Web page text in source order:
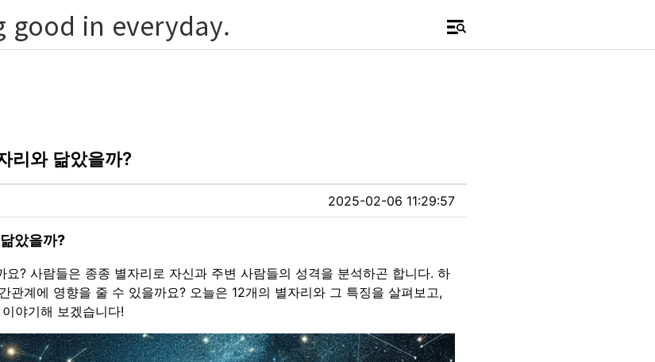
good in everyday.
리와 닮았을까?
2025-02-06 11:29:57
았을까?
? 사람들은 종종 별자리로 자신과 주변 사람들의 성격을 분석하곤 합니다. 하
관계에 영향을 줄 수 있을까요? 오늘은 12개의 별자리와 그 특징을 살펴보고,
야기해 보겠습니다!